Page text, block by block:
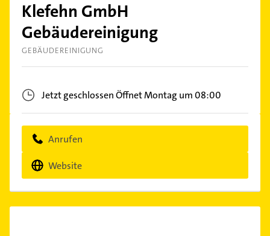
Klefehn GmbH
Gebäudereinigung
GEBÄUDEREINIGUNG
Jetzt geschlossenÖffnet Montag um 08:00
Anrufen
Website